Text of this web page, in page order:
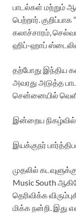
பாடல்கள் மற்றும்
பெற்றார்.
கலாச்சாரம்,
ஹிப்-ஹாப் ஸ்டைலில்
தற்போது இந்திய
அவரது அடுத்த
சென்னையில்
இன்றைய
இயக்குநர்
முதலில்
Music South
தெரிவிக்க
மிக்க நன்றி. இது